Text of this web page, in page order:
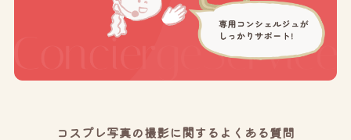
コスプレ写真の撮影に関するよくある質問